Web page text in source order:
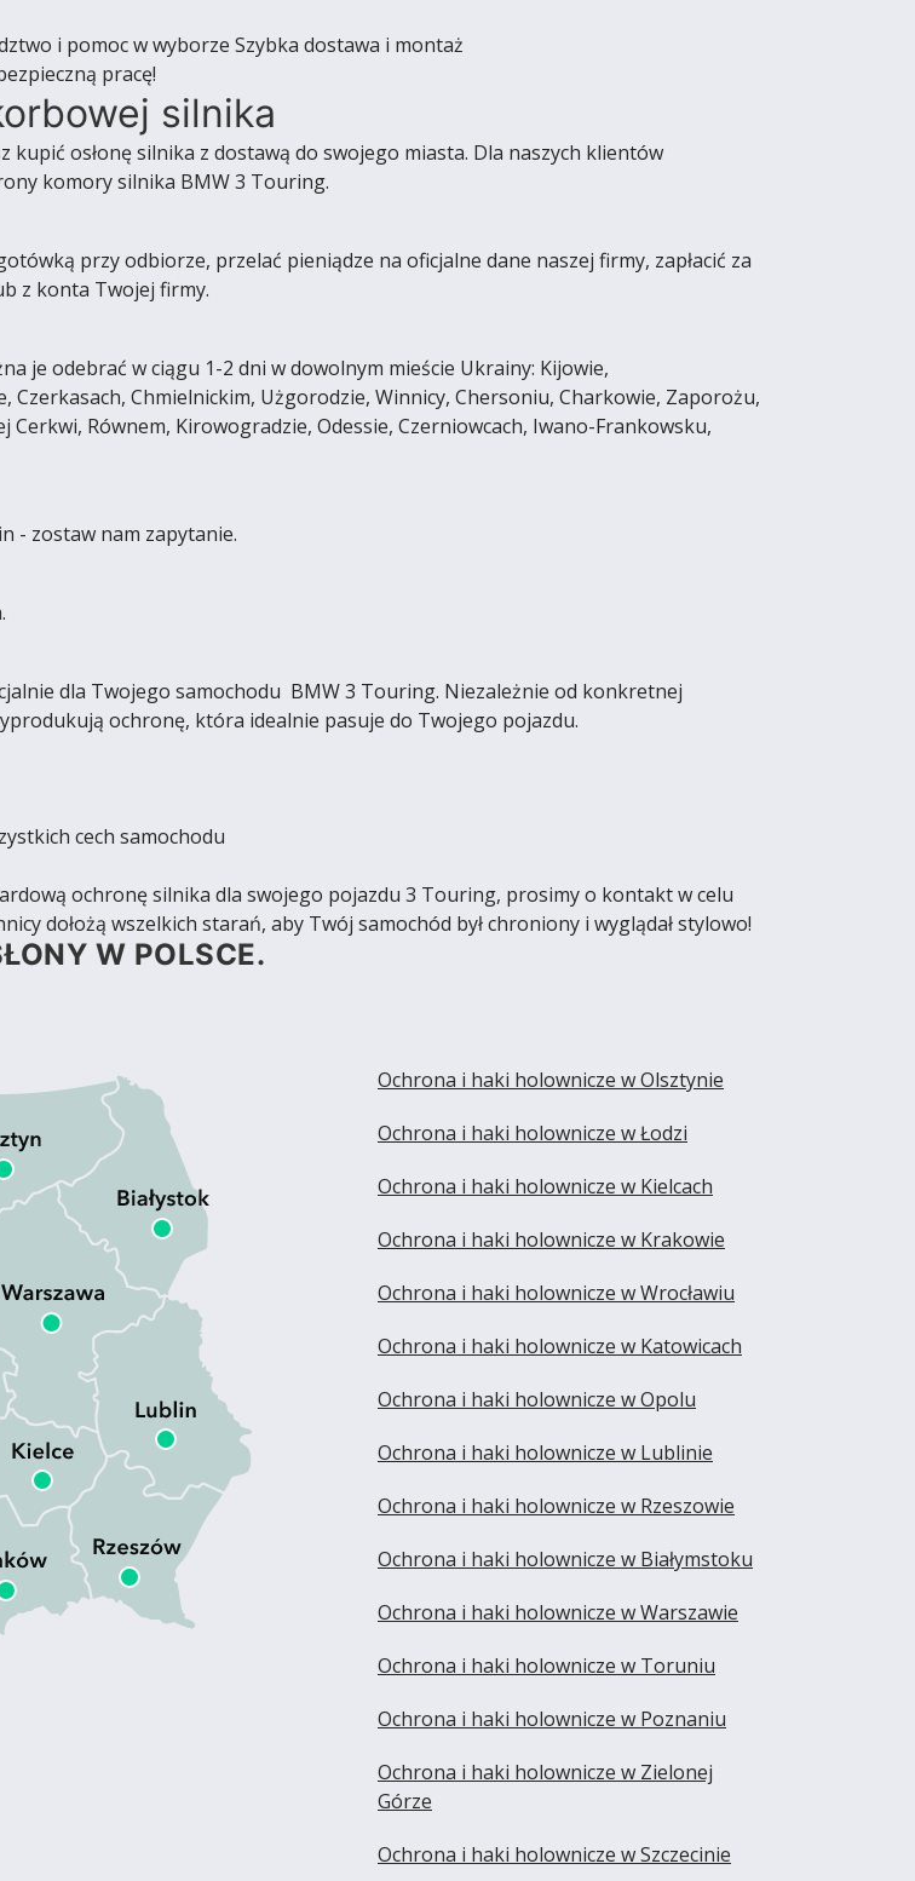
i pomoc w wyborze Szybka dostawa i montaż
pracę!
silnika
kupić osłonę silnika z dostawą do swojego miasta. Dla naszych klientów
komory silnika BMW 3 Touring.
przy odbiorze, przelać pieniądze na oficjalne dane naszej firmy, zapłacić za
z konta Twojej firmy.
je odebrać w ciągu 1-2 dni w dowolnym mieście Ukrainy: Kijowie,
Chmielnickim, Użgorodzie, Winnicy, Chersoniu, Charkowie, Zaporożu,
Cerkwi, Równem, Kirowogradzie, Odessie, Czerniowcach, Iwano-Frankowsku,
- zostaw nam zapytanie.
dla Twojego samochodu BMW 3 Touring. Niezależnie od konkretnej
ochronę, która idealnie pasuje do Twojego pojazdu.
cech samochodu
ochronę silnika dla swojego pojazdu 3 Touring, prosimy o kontakt w celu
dołożą wszelkich starań, aby Twój samochód był chroniony i wyglądał stylowo!
W POLSCE.
Ochrona i haki holownicze w Olsztynie
Ochrona i haki holownicze w Łodzi
Ochrona i haki holownicze w Kielcach
Ochrona i haki holownicze w Krakowie
Ochrona i haki holownicze w Wrocławiu
Ochrona i haki holownicze w Katowicach
Ochrona i haki holownicze w Opolu
Ochrona i haki holownicze w Lublinie
Ochrona i haki holownicze w Rzeszowie
Ochrona i haki holownicze w Białymstoku
Ochrona i haki holownicze w Warszawie
Ochrona i haki holownicze w Toruniu
Ochrona i haki holownicze w Poznaniu
Ochrona i haki holownicze w Zielonej
Górze
Ochrona i haki holownicze w Szczecinie